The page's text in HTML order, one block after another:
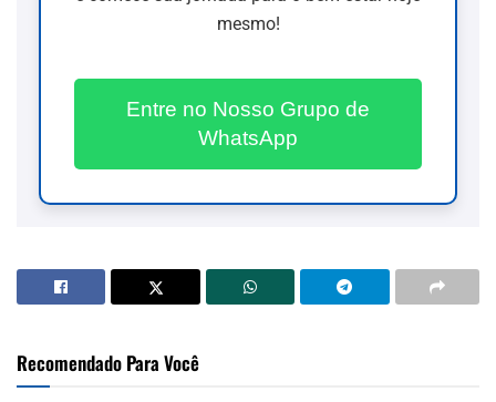
mesmo!
Entre no Nosso Grupo de
WhatsApp
Recomendado Para Você